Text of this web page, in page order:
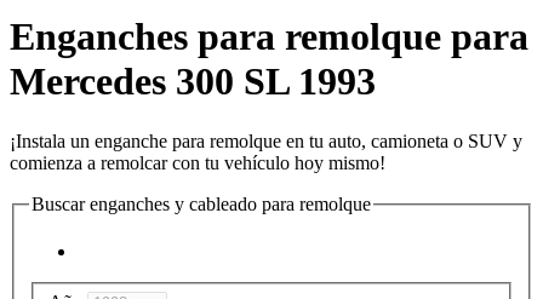
Enganches para remolque para
Mercedes 300 SL 1993
¡Instala un enganche para remolque en tu auto, camioneta o SUV y
comienza a remolcar con tu vehículo hoy mismo!
Buscar enganches y cableado para remolque